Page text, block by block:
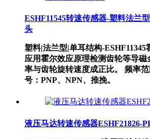
ESHF11545转速传感器-塑料法兰
头
塑料|法兰型|单耳结构-ESHF11345
应用霍尔效应原理检测齿轮等导
率与齿轮旋转速度成正比。 频率
号：PNP、NPN、推挽。
液压马达转速传感器ESHF21826-